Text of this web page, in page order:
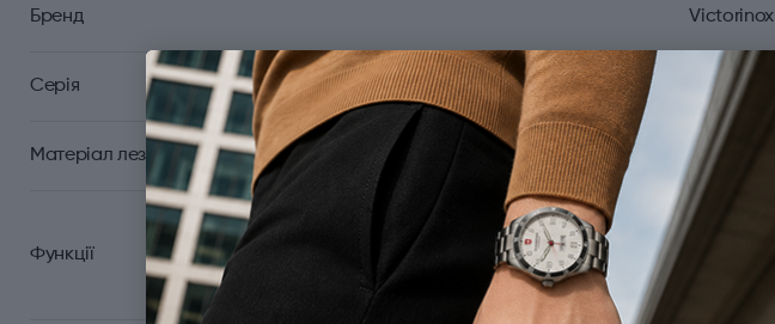
Бренд Victorinox
Серія Escort
Матеріал леза Неіржавна сталь
Функції
Мале лезо; Пилочка для нігтів; Мала пласка
викрутка; Пінцет; Зубочистка; Кільце/отвір для